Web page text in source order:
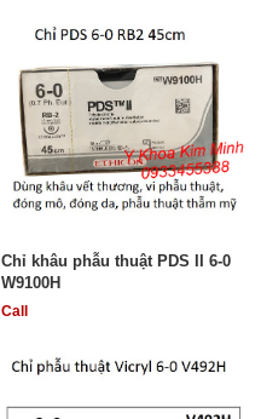
Chỉ khâu phẫu thuật PDS II 6-0
W9100H
Call